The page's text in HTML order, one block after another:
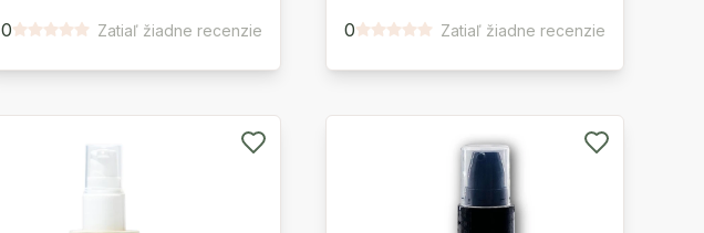
0 Zatiaľ žiadne recenzie 0 Zatiaľ žiadne recenzie